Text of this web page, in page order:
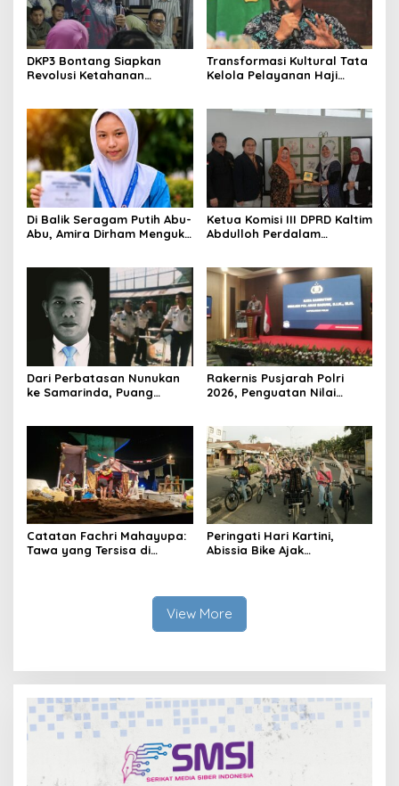
DKP3 Bontang Siapkan
Revolusi Ketahanan
Transformasi Kultural Tata
Kelola Pelayanan Haji
Di Balik Seragam Putih Abu-
Abu, Amira Dirham Mengukir
Ketua Komisi III DPRD Kaltim
Abdulloh Perdalam
Dari Perbatasan Nunukan
ke Samarinda, Puang
Rakernis Pusjarah Polri
2026, Penguatan Nilai
Catatan Fachri Mahayupa:
Tawa yang Tersisa di
Peringati Hari Kartini,
Abissia Bike Ajak
View More